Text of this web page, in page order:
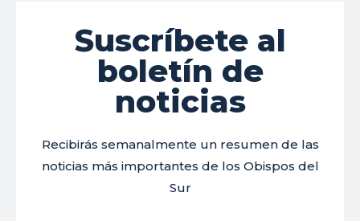
Suscríbete al
boletín de
noticias
Recibirás semanalmente un resumen de las
noticias más importantes de los Obispos del
Sur